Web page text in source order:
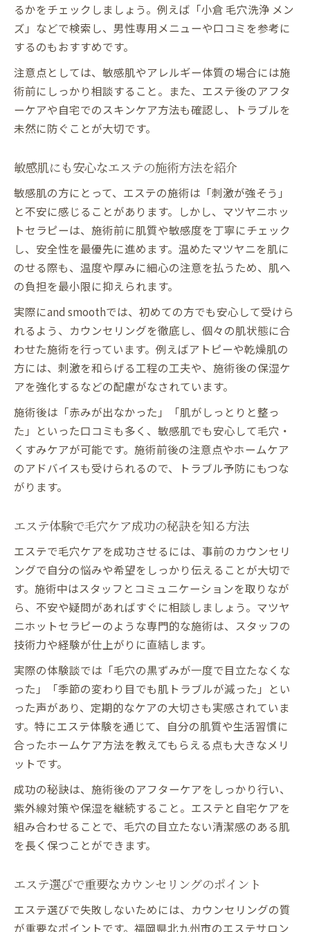
るかをチェックしましょう。例えば「小倉 毛穴洗浄 メン
ズ」などで検索し、男性専用メニューや口コミを参考に
するのもおすすめです。
注意点としては、敏感肌やアレルギー体質の場合には施
術前にしっかり相談すること。また、エステ後のアフタ
ーケアや自宅でのスキンケア方法も確認し、トラブルを
未然に防ぐことが大切です。
敏感肌にも安心なエステの施術方法を紹介
敏感肌の方にとって、エステの施術は「刺激が強そう」
と不安に感じることがあります。しかし、マツヤニホッ
トセラピーは、施術前に肌質や敏感度を丁寧にチェック
し、安全性を最優先に進めます。温めたマツヤニを肌に
のせる際も、温度や厚みに細心の注意を払うため、肌へ
の負担を最小限に抑えられます。
実際にand smoothでは、初めての方でも安心して受けら
れるよう、カウンセリングを徹底し、個々の肌状態に合
わせた施術を行っています。例えばアトピーや乾燥肌の
方には、刺激を和らげる工程の工夫や、施術後の保湿ケ
アを強化するなどの配慮がなされています。
施術後は「赤みが出なかった」「肌がしっとりと整っ
た」といった口コミも多く、敏感肌でも安心して毛穴・
くすみケアが可能です。施術前後の注意点やホームケア
のアドバイスも受けられるので、トラブル予防にもつな
がります。
エステ体験で毛穴ケア成功の秘訣を知る方法
エステで毛穴ケアを成功させるには、事前のカウンセリ
ングで自分の悩みや希望をしっかり伝えることが大切で
す。施術中はスタッフとコミュニケーションを取りなが
ら、不安や疑問があればすぐに相談しましょう。マツヤ
ニホットセラピーのような専門的な施術は、スタッフの
技術力や経験が仕上がりに直結します。
実際の体験談では「毛穴の黒ずみが一度で目立たなくな
った」「季節の変わり目でも肌トラブルが減った」とい
った声があり、定期的なケアの大切さも実感されていま
す。特にエステ体験を通じて、自分の肌質や生活習慣に
合ったホームケア方法を教えてもらえる点も大きなメリ
ットです。
成功の秘訣は、施術後のアフターケアをしっかり行い、
紫外線対策や保湿を継続すること。エステと自宅ケアを
組み合わせることで、毛穴の目立たない清潔感のある肌
を長く保つことができます。
エステ選びで重要なカウンセリングのポイント
エステ選びで失敗しないためには、カウンセリングの質
が重要なポイントです。福岡県北九州市のエステサロン